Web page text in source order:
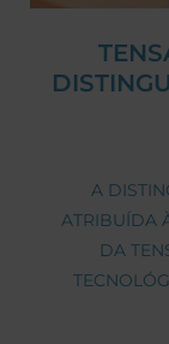
A
ATRIBUÍDA
DA